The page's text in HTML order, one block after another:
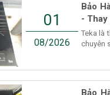
01
08/2026
Bảo
-
Teka là
chuyên
Bảo